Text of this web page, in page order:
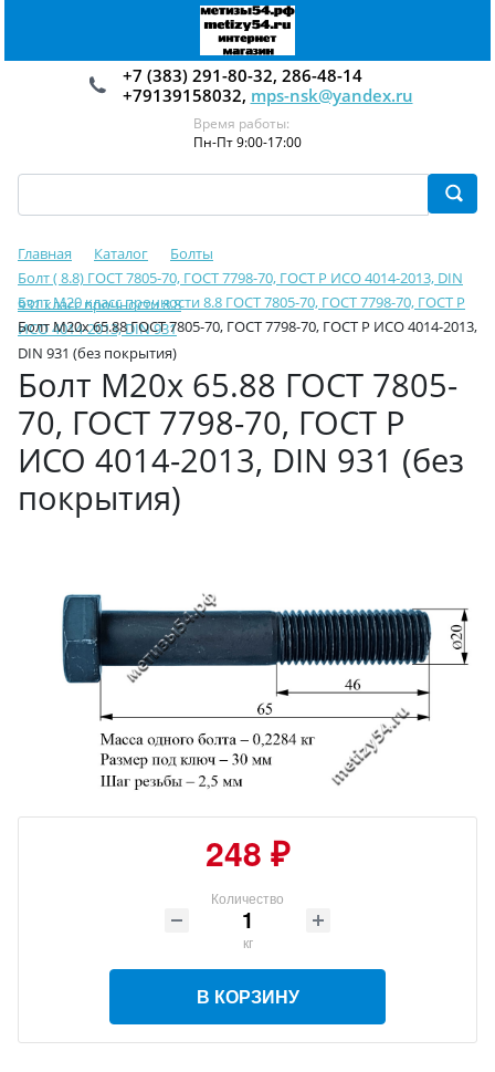
+7 (383) 291-80-32, 286-48-14
+79139158032, mps-nsk@yandex.ru
Время работы:
Пн-Пт 9:00-17:00
Главная Каталог
Болты
Болт ( 8.8) ГОСТ 7805-70, ГОСТ 7798-70, ГОСТ Р ИСО 4014-2013, DIN
931 класс прочности 8.8
Болт М20 класс прочности 8.8 ГОСТ 7805-70, ГОСТ 7798-70, ГОСТ Р
ИСО 4014-2013, DIN 931
Болт М20х 65.88 ГОСТ 7805-70, ГОСТ 7798-70, ГОСТ Р ИСО 4014-2013,
DIN 931 (без покрытия)
Болт М20х 65.88 ГОСТ 7805-
70, ГОСТ 7798-70, ГОСТ Р
ИСО 4014-2013, DIN 931 (без
покрытия)
248 ₽
Количество
кг
В КОРЗИНУ